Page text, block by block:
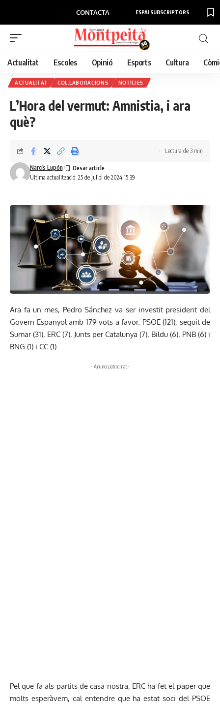
CONTACTA ESPAI SUBSCRIPTORS
Actualitat Escoles Opinió Esports Cultura
ACTUALITAT COL.LABORACIONS NOTÍCIES
L’Hora del vermut: Amnistia, i ara
què?
Última actualització: 25 de juliol de 2024 15:39
Narcís Lupón
Lectura de 3 min
Ara fa un mes, Pedro Sánchez va ser investit president del
Govern Espanyol amb 179 vots a favor. PSOE (121), seguit de
Sumar (31), ERC (7), Junts per Catalunya (7), Bildu (6), PNB (6) i
BNG (1) i CC (1).
- Anunci patrocinat -
Pel que fa als partits de casa nostra, ERC ha fet el paper que
molts esperàvem, cal entendre que ha estat soci del PSOE